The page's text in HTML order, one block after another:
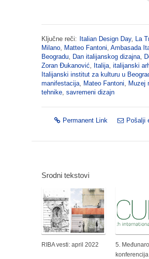
Ključne reči: Italian Design Day, La
Milano, Matteo Fantoni, Ambasada
Beogradu, Dan italijanskog dizajna,
Zoran Đukanović, Italija, italijanski
Italijanski institut za kulturu u
manifestacija, Mateo Fantoni, Muzej
tehnike, savremeni dizajn
Permanent Link Pošalji
Srodni tekstovi
RIBA vesti: april 2022
5.